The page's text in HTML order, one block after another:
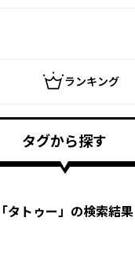
ランキング
タグから探す
「タトゥー」の検索結果